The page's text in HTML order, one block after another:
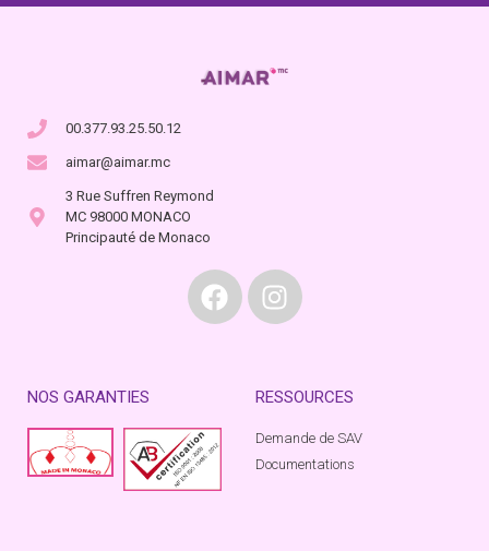
00.377.93.25.50.12
aimar@aimar.mc
3 Rue Suffren Reymond
MC 98000 MONACO
Principauté de Monaco
NOS GARANTIES RESSOURCES
Demande de SAV
Documentations